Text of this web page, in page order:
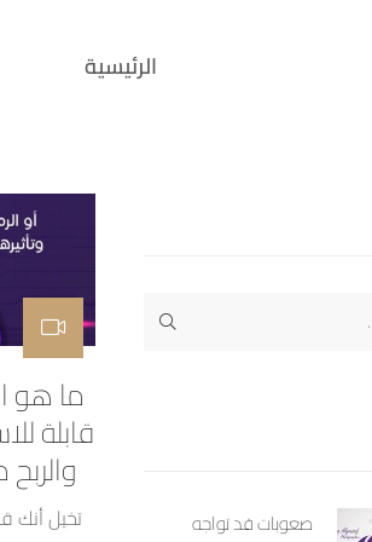
الرئيسية
قابلة
تخيل أنك
صعوبات قد تواجه